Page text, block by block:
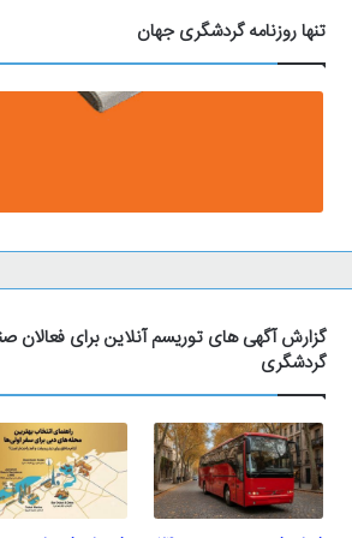
تنها روزنامه گردشگری جهان
گزارش آگهی های توریسم آنلاین برای فعالان
گردشگری